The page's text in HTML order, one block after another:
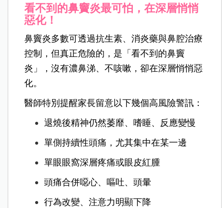
看不到的鼻竇炎最可怕，在深層悄悄
惡化！
鼻竇炎多數可透過抗生素、消炎藥與鼻腔治療
控制，但真正危險的，是「看不到的鼻竇
炎」，沒有濃鼻涕、不咳嗽，卻在深層悄悄惡
化。
醫師特別提醒家長留意以下幾個高風險警訊：
退燒後精神仍然萎靡、嗜睡、反應變慢
單側持續性頭痛，尤其集中在某一邊
單眼眼窩深層疼痛或眼皮紅腫
頭痛合併噁心、嘔吐、頭暈
行為改變、注意力明顯下降